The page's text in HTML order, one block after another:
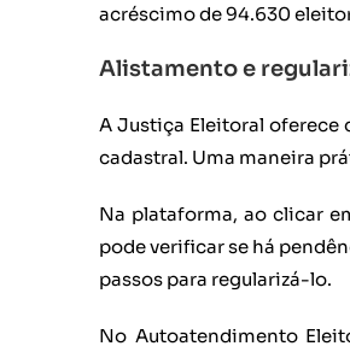
acréscimo de 94.630
Alistamento e
A Justiça Eleitoral oferece
cadastral. Uma maneira
Na plataforma, ao clicar
pode verificar se há
passos para regularizá-lo.
No Autoatendimento